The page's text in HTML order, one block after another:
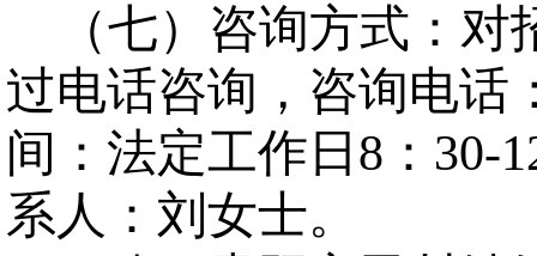
（七）咨询方式：
过电话咨询，咨询电话
间：法定工作日8：30-
系人：刘女士。